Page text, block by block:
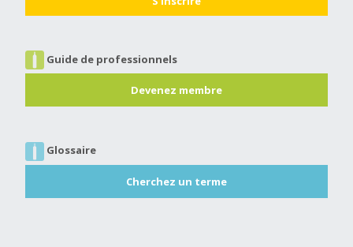
Guide de professionnels
Devenez membre
Glossaire
Cherchez un terme